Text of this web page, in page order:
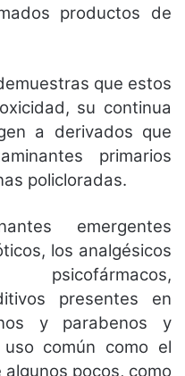
productos de
que estos
su continua
a derivados que
primarios
policloradas.
emergentes
los analgésicos
psicofármacos,
presentes en
y parabenos y
común como el
pocos, como